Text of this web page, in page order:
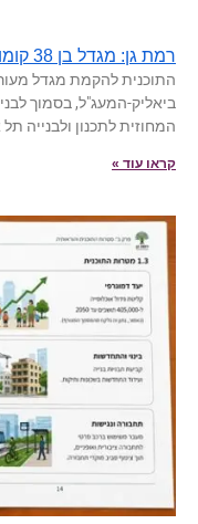
רמת גן: מגדל בן 38 קומות עם 206 דירות סמוך לבניין עירייה
ביאליק-המעג"ל, בסמוך
המחוזית לתכנון ולבנייה
קראו עוד »